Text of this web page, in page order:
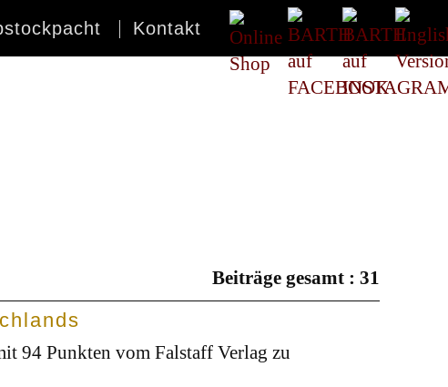
Kontakt
Beiträge gesamt : 31
94 Punkten vom Falstaff Verlag zu